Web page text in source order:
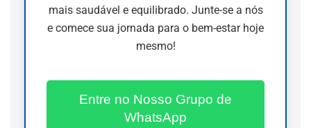
mais saudável e equilibrado. Junte-se a nós
e comece sua jornada para o bem-estar hoje
mesmo!
Entre no Nosso Grupo de
WhatsApp